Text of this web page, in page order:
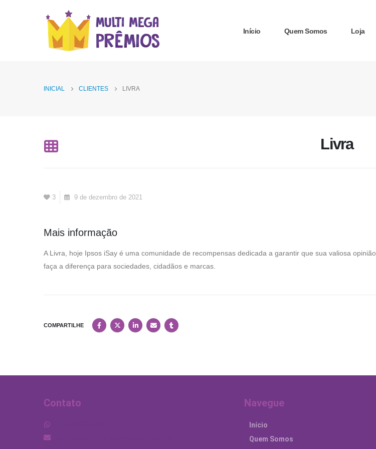
Início Quem Somos Loja
INICIAL CLIENTES LIVRA
Livra
3 9 de dezembro de 2021
Mais informação
A Livra, hoje Ipsos iSay é uma comunidade de recompensas dedicada a garantir que sua valiosa opinião
faça a diferença para sociedades, cidadãos e marcas.
COMPARTILHE
Contato Navegue
Início
Quem Somos
Estes cookies